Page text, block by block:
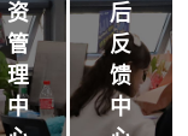
资
管
理
中
后
反
馈
中